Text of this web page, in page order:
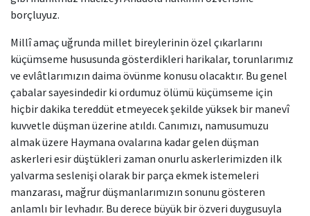
borçluyuz.
Millî amaç uğrunda millet bireylerinin özel çıkarlarını
küçümseme hususunda gösterdikleri harikalar, torunlarımız
ve evlâtlarımızın daima övünme konusu olacaktır. Bu genel
çabalar sayesindedir ki ordumuz ölümü küçümseme için
hiçbir dakika tereddüt etmeyecek şekilde yüksek bir manevî
kuvvetle düşman üzerine atıldı. Canımızı, namusumuzu
almak üzere Haymana ovalarına kadar gelen düşman
askerleri esir düştükleri zaman onurlu askerlerimizden ilk
yalvarma seslenişi olarak bir parça ekmek istemeleri
manzarası, mağrur düşmanlarımızın sonunu gösteren
anlamlı bir levhadır. Bu derece büyük bir özveri duygusuyla